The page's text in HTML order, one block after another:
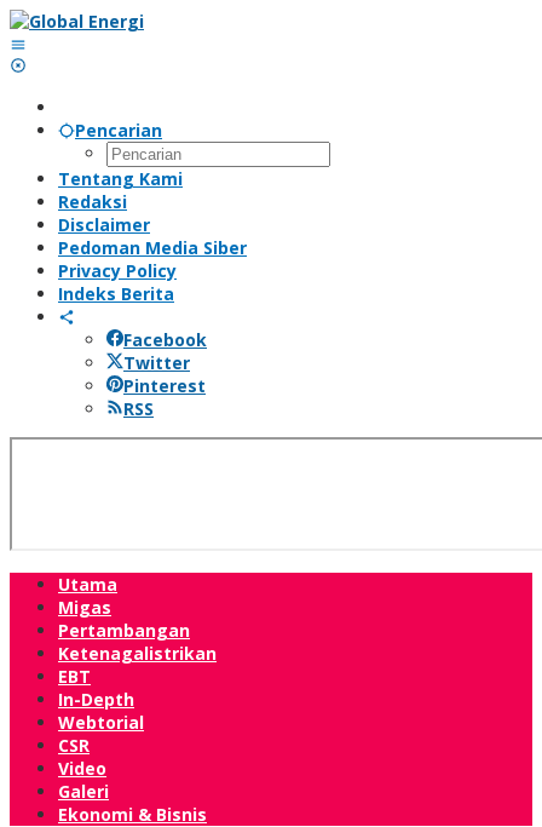
Lewati
ke
konten
Pencarian
Tentang Kami
Redaksi
Disclaimer
Pedoman Media Siber
Privacy Policy
Indeks Berita
Facebook
Twitter
Pinterest
RSS
Utama
Migas
Pertambangan
Ketenagalistrikan
EBT
In-Depth
Webtorial
CSR
Video
Galeri
Ekonomi & Bisnis